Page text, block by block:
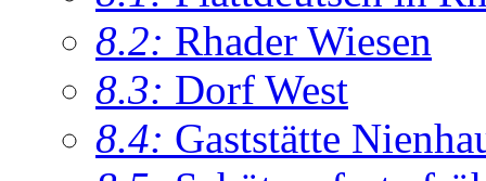
8.2: Rhader Wiesen
8.3: Dorf West
8.4: Gaststätte